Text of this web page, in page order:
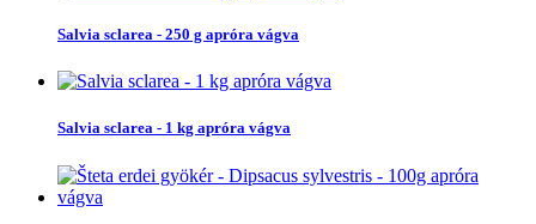
Salvia sclarea - 250 g apróra vágva
Salvia sclarea - 1 kg apróra vágva